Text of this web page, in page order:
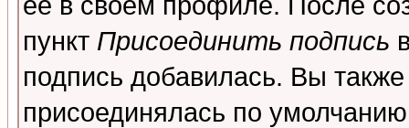
пункт Присоединить подпись
подпись добавилась. Вы
присоединялась по